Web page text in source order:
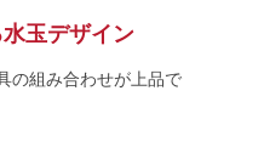
玉デザイン
の組み合わせが上品で